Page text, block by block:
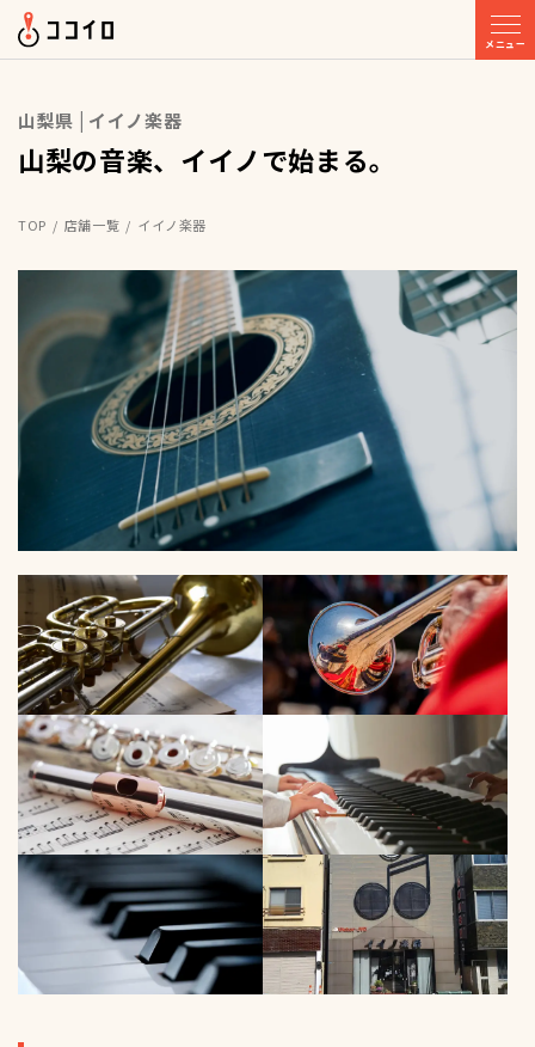
メニュー
山梨県 | イイノ楽器
山梨の音楽、イイノで始まる。
TOP 店舗一覧 イイノ楽器